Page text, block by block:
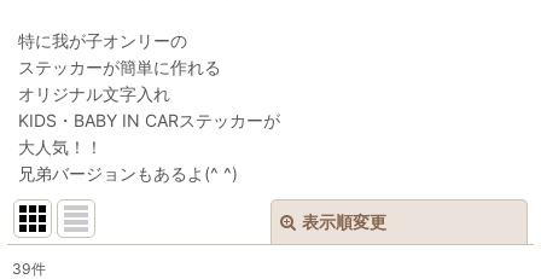
特に我が子オンリーの
ステッカーが簡単に作れる
オリジナル文字入れ
KIDS・BABY IN CARステッカーが
大人気！！
兄弟バージョンもあるよ(^ ^)
表示順変更
39件